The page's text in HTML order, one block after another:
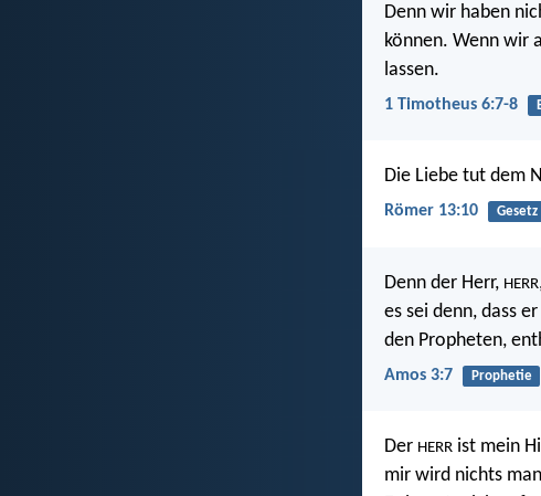
Denn wir haben
können. Wenn wir
lassen.
1 Timotheus 6:7-8
Die Liebe tut dem
Römer 13:10 Gesetz
Denn der Herr, HERR
es sei denn, dass
den Propheten,
Amos 3:7 Prophetie
Der HERR ist mein
mir wird nichts